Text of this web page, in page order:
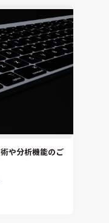
や分析機能のご